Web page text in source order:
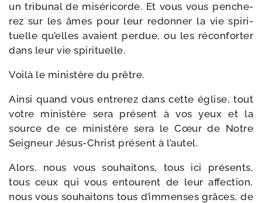
un tri­bu­nal de misé­ri­corde. Et vous vous pen­che­
rez sur les âmes pour leur redon­ner la vie spi­ri­
tuelle qu’elles avaient per­due, ou les récon­for­ter
dans leur vie spirituelle.
Voilà le minis­tère du prêtre.
Ainsi quand vous entre­rez dans cette église, tout
votre minis­tère sera pré­sent à vos yeux et la
source de ce minis­tère sera le Cœur de Notre
Seigneur Jésus-​Christ pré­sent à l’autel.
Alors, nous vous sou­hai­tons, tous ici pré­sents,
tous ceux qui vous entourent de leur affec­tion,
nous vous sou­hai­tons tous d’immenses grâces, de